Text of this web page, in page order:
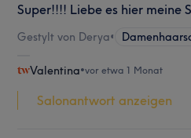
Super!!!! Liebe es hier meine
Gestylt von Derya•
Valentina•vor etwa 1 Monat
Salonantwort anzeigen